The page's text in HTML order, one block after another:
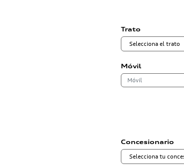
Trato
Móvil
Concesionario